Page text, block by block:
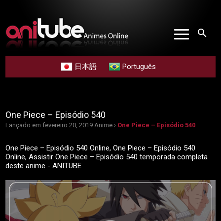
search
日本語 Português
One Piece – Episódio 540
Lançado em fevereiro 20, 2019 Anime › One Piece – Episódio 540
One Piece – Episódio 540 Online, One Piece – Episódio 540
Online, Assistir One Piece – Episódio 540 temporada completa
deste anime - ANITUBE